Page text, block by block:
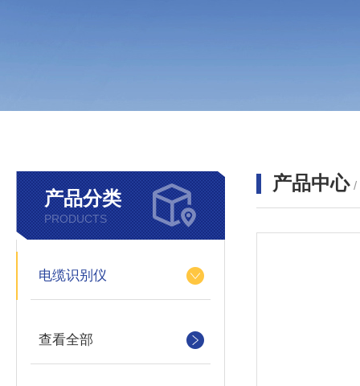
产品分类
PRODUCTS
电缆识别仪
查看全部
产品中心 /